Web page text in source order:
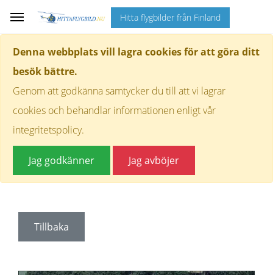
Denna webbplats vill lagra cookies för att göra ditt
besök bättre.
Genom att godkänna samtycker du till att vi lagrar
cookies och behandlar informationen enligt vår
integritetspolicy.
Jag godkänner Jag avböjer
Hitta flygbilder från Finland
Tillbaka